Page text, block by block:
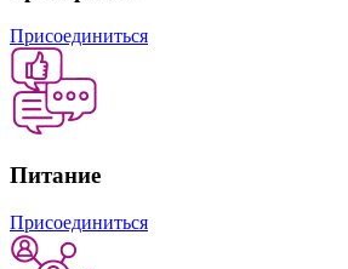
Присоединиться
Питание
Присоединиться